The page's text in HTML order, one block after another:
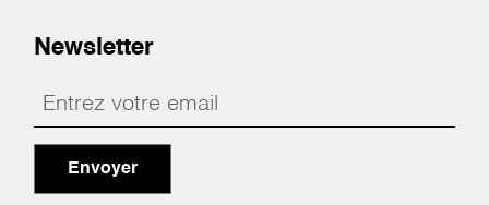
Newsletter
Envoyer